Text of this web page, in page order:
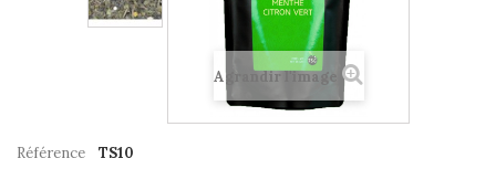
Agrandir l'image
Référence TS10